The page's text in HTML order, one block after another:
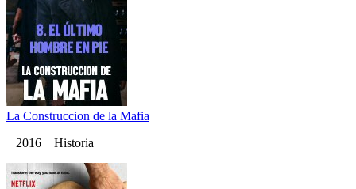
La Construccion de la Mafia
2016 Historia